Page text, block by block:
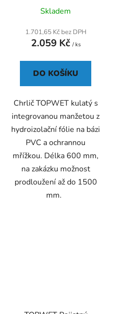
hodnocení
produktu
je
z
Skladem
1.701,65 Kč bez DPH
2.059 Kč / ks
DO KOŠÍKU
Chrlič TOPWET kulatý s
integrovanou manžetou z
hydroizolační fólie na bázi
PVC a ochrannou
mřížkou. Délka 600 mm,
na zakázku možnost
prodloužení až do 1500
mm.